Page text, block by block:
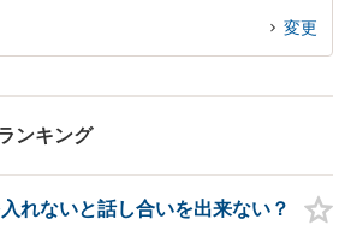
変更
ンキング
れないと話し合いを出来ない？